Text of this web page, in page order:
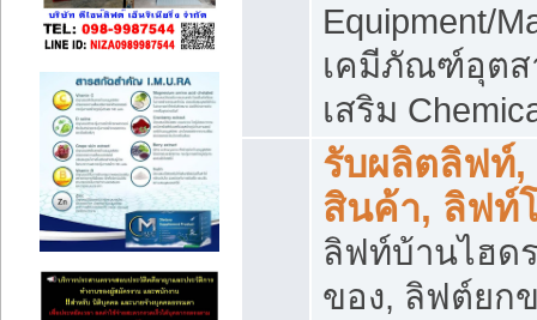
Equipment/
เคมีภัณฑ์อุตส
เสริม
รับผลิตลิฟท์
สินค้า, ลิฟท์
ลิฟท์บ้านไฮด
ของ, ลิฟต์ยก